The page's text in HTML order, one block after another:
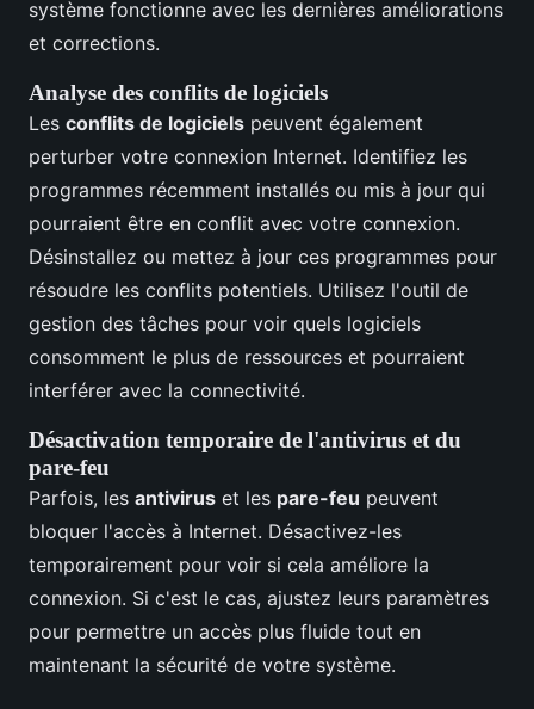
système fonctionne avec les dernières améliorations
et corrections.
Analyse des conflits de logiciels
Les conflits de logiciels peuvent également
perturber votre connexion Internet. Identifiez les
programmes récemment installés ou mis à jour qui
pourraient être en conflit avec votre connexion.
Désinstallez ou mettez à jour ces programmes pour
résoudre les conflits potentiels. Utilisez l'outil de
gestion des tâches pour voir quels logiciels
consomment le plus de ressources et pourraient
interférer avec la connectivité.
Désactivation temporaire de l'antivirus et du
pare-feu
Parfois, les antivirus et les pare-feu peuvent
bloquer l'accès à Internet. Désactivez-les
temporairement pour voir si cela améliore la
connexion. Si c'est le cas, ajustez leurs paramètres
pour permettre un accès plus fluide tout en
maintenant la sécurité de votre système.